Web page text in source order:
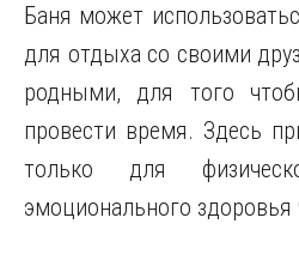
Баня может
для отдыха со своими
родными, для того
провести время. Здесь
только для
эмоционального здоровья